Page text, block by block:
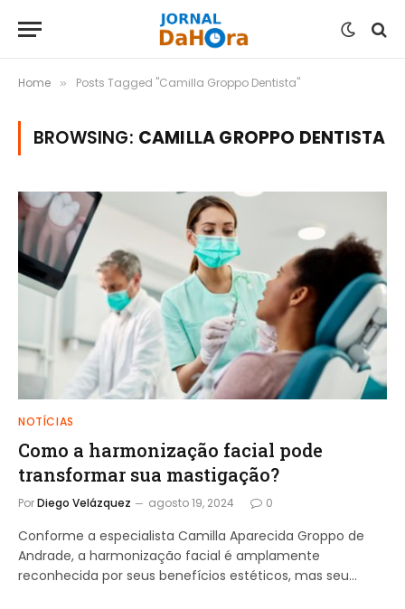
Home » Posts Tagged "Camilla Groppo Dentista"
BROWSING: CAMILLA GROPPO DENTISTA
NOTÍCIAS
Como a harmonização facial pode
transformar sua mastigação?
PorDiego Velázquez agosto 19, 2024 0
Conforme a especialista Camilla Aparecida Groppo de
Andrade, a harmonização facial é amplamente
reconhecida por seus benefícios estéticos, mas seu…